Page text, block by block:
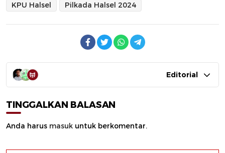
KPU Halsel
Pilkada Halsel 2024
Editorial
TINGGALKAN BALASAN
Anda harus masuk untuk berkomentar.